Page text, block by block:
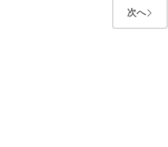
次へ